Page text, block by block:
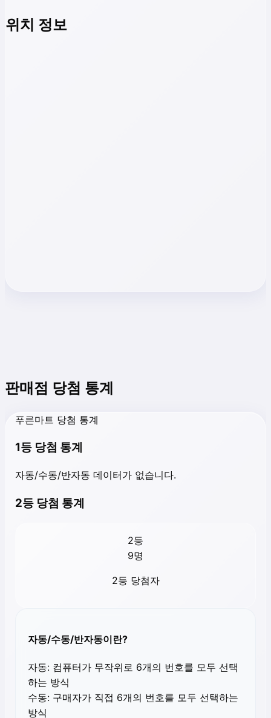
위치 정보
판매점 당첨 통계
푸른마트 당첨 통계
1등 당첨 통계
자동/수동/반자동 데이터가 없습니다.
2등 당첨 통계
2등
9명
2등 당첨자
자동/수동/반자동이란?
자동: 컴퓨터가 무작위로 6개의 번호를 모두 선택
하는 방식
수동: 구매자가 직접 6개의 번호를 모두 선택하는
방식